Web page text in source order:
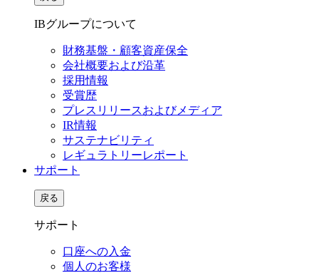
IBグループについて
財務基盤・顧客資産保全
会社概要および沿革
採用情報
受賞歴
プレスリリースおよびメディア
IR情報
サステナビリティ
レギュラトリーレポート
サポート
戻る
サポート
口座への入金
個人のお客様